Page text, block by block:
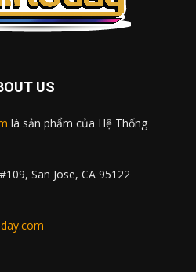
US
là sản phẩm của Hệ Thống
San Jose, CA 95122